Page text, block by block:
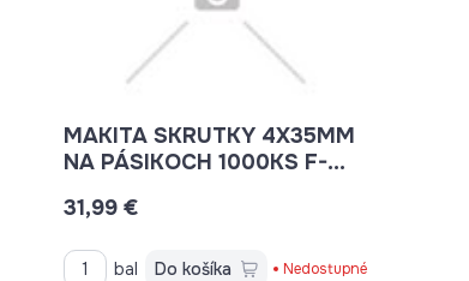
MAKITA SKRUTKY 4X35MM
NA PÁSIKOCH 1000KS F-
31,99 €
bal Do košíka Nedostupné